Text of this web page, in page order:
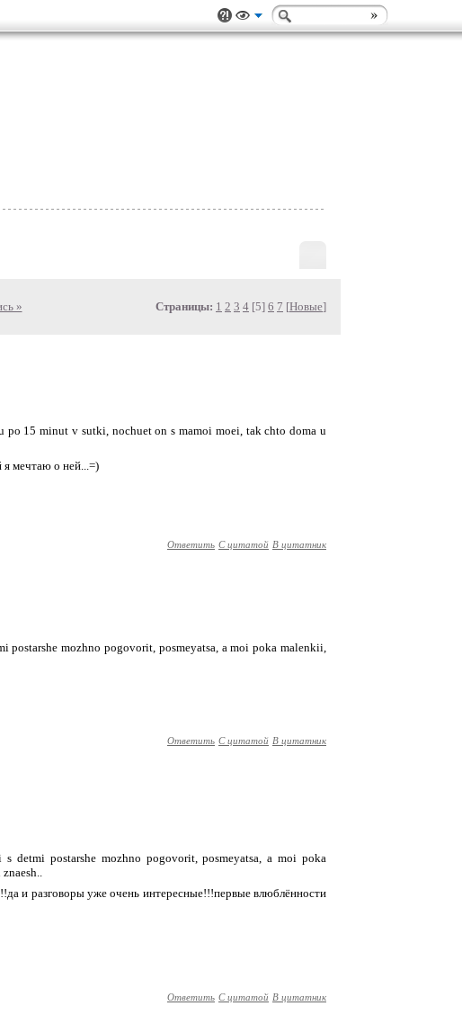
» Страницы: 1 2 3 4 [5] 6 7 [Новые]
po 15 minut v sutki, nochuet on s mamoi moei, tak chto doma u
мечтаю о ней...=)
Ответить С цитатой В цитатник
postarshe mozhno pogovorit, posmeyatsa, a moi poka malenkii,
Ответить С цитатой В цитатник
detmi postarshe mozhno pogovorit, posmeyatsa, a moi poka
и разговоры уже очень интересные!!!первые влюблённости
Ответить С цитатой В цитатник